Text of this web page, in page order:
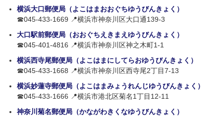
横浜大口郵便局（よこはまおおぐちゆうびんきょく）
☎045-433-1669 📍横浜市神奈川区大口通139-3
大口駅前郵便局（おおぐちえきまえゆうびんきょく）
☎045-401-4816 📍横浜市神奈川区神之木町1-1
横浜西寺尾郵便局（よこはまにしてらおゆうびんきょく）
☎045-433-1668 📍横浜市神奈川区西寺尾2丁目7-13
横浜妙蓮寺郵便局（よこはまみょうれんじゆうびんきょく）
☎045-433-1666 📍横浜市港北区菊名1丁目12-11
神奈川菊名郵便局（かながわきくなゆうびんきょく）